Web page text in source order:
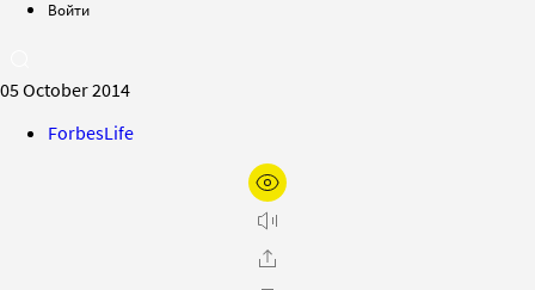
Войти
05 October 2014
ForbesLife